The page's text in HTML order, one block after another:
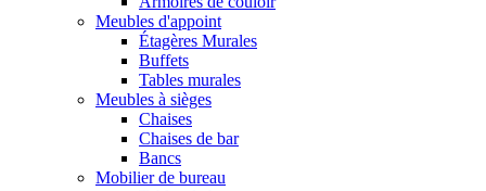
Meubles d'appoint
Étagères Murales
Buffets
Tables murales
Meubles à sièges
Chaises
Chaises de bar
Bancs
Mobilier de bureau